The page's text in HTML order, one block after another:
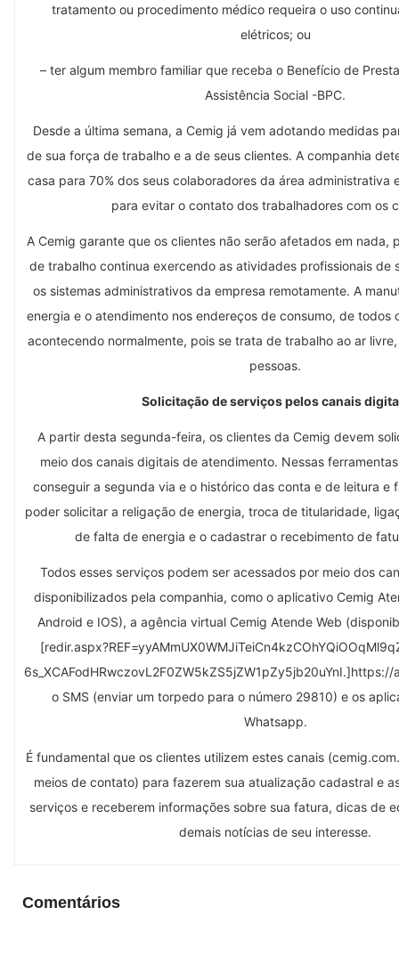
tratamento ou procedimento médico requeira o uso
elétricos; ou
– ter algum membro familiar que receba o Benefício de
Assistência Social -BPC.
Desde a última semana, a Cemig já vem adotando medidas
de sua força de trabalho e a de seus clientes. A companhia
casa para 70% dos seus colaboradores da área administrativa
para evitar o contato dos trabalhadores com os
A Cemig garante que os clientes não serão afetados em nada,
de trabalho continua exercendo as atividades profissionais de
os sistemas administrativos da empresa remotamente. A
energia e o atendimento nos endereços de consumo, de todos
acontecendo normalmente, pois se trata de trabalho ao ar
pessoas.
Solicitação de serviços pelos canais
A partir desta segunda-feira, os clientes da Cemig devem
meio dos canais digitais de atendimento. Nessas
conseguir a segunda via e o histórico das conta e de leitura e
poder solicitar a religação de energia, troca de titularidade,
de falta de energia e o cadastrar o recebimento de
Todos esses serviços podem ser acessados por meio dos
disponibilizados pela companhia, como o aplicativo Cemig
Android e IOS), a agência virtual Cemig Atende Web
o SMS (enviar um torpedo para o número 29810) e os
Whatsapp.
É fundamental que os clientes utilizem estes canais
meios de contato) para fazerem sua atualização cadastral e
serviços e receberem informações sobre sua fatura, dicas de
demais notícias de seu interesse.
Comentários